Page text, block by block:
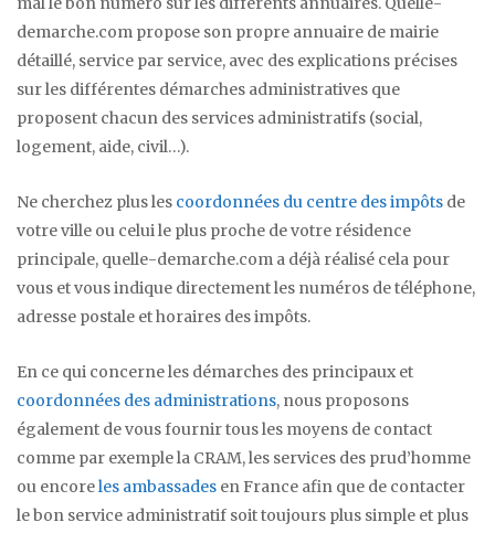
demarche.com propose son propre annuaire de mairie
détaillé, service par service, avec des explications précises
sur les différentes démarches administratives que
proposent chacun des services administratifs (social,
logement, aide, civil…).
Ne cherchez plus les coordonnées du centre des impôts de
votre ville ou celui le plus proche de votre résidence
principale, quelle-demarche.com a déjà réalisé cela pour
vous et vous indique directement les numéros de téléphone,
adresse postale et horaires des impôts.
En ce qui concerne les démarches des principaux et
coordonnées des administrations, nous proposons
également de vous fournir tous les moyens de contact
comme par exemple la CRAM, les services des prud’homme
ou encoreles ambassades en France afin que de contacter
le bon service administratif soit toujours plus simple et plus